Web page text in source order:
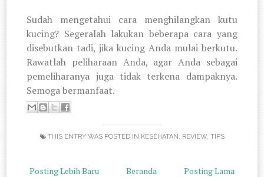
Sudah mengetahui cara menghilangkan kutu
kucing? Segeralah lakukan beberapa cara yang
disebutkan tadi, jika kucing Anda mulai berkutu.
Rawatlah peliharaan Anda, agar Anda sebagai
pemeliharanya juga tidak terkena dampaknya.
Semoga bermanfaat.
THIS ENTRY WAS POSTED IN KESEHATAN, REVIEW, TIPS
Posting Lebih Baru Posting Lama
Beranda